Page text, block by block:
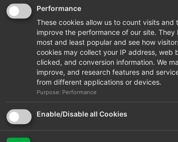
Performance
These cookies allow us to count visits
improve the performance of our site.
most and least popular and see how
cookies may collect your IP address, web
clicked, and conversion information. We
improve, and research features and
from different applications or devices.
Purpose: Performance
Enable/Disable all Cookies